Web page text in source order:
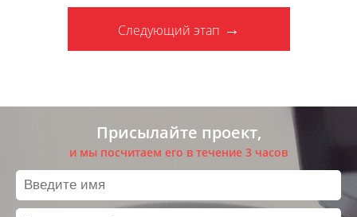
Следующий этап
Присылайте проект,
и мы посчитаем его в течение 3 часов